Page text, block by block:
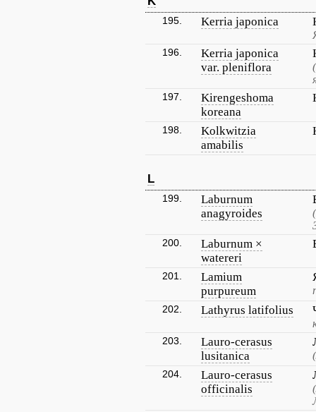
195. Kerria japonica
196.
Kerria japonica
var. pleniflora
197.
Kirengeshoma
koreana
198.
Kolkwitzia
amabilis
L
199.
Laburnum
anagyroides
200.
Laburnum ×
watereri
201.
Lamium
purpureum
202. Lathyrus latifolius
203.
Lauro-cerasus
lusitanica
204.
Lauro-cerasus
officinalis